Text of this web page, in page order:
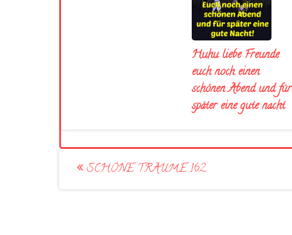
Huhu liebe Freunde
euch noch einen
schönen Abend und für
später eine gute nacht
Post
SCHÖNE TRÄUME 162